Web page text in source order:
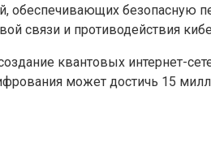
обеспечивающих безопасную
связи и противодействия
квантовых интернет-
может достичь 15